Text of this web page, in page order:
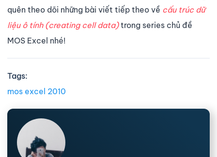
quên theo dõi những bài viết tiếp theo về cấu trúc dữ
liệu ô tính (creating cell data)trong series chủ đề
MOS Excel nhé!
Tags:
mos excel 2010